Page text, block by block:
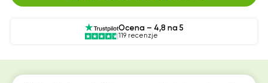
Ocena – 4,8 na 5
119 recenzje